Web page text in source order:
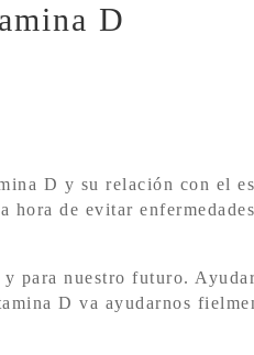
D
D y su relación con el
hora de evitar
para nuestro futuro.
D va ayudarnos